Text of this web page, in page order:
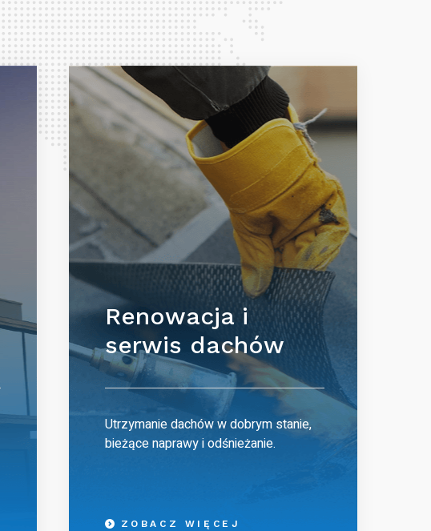
Renowacja i
serwis dachów
Utrzymanie dachów w dobrym stanie,
bieżące naprawy i odśnieżanie.
ZOBACZ WIĘCEJ